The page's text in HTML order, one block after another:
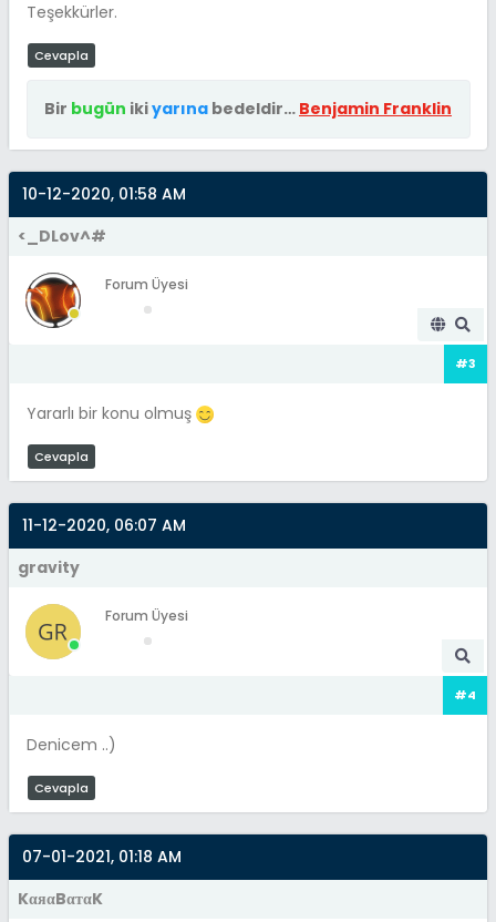
Teşekkürler.
Cevapla
Bir bugün ikiyarına bedeldir… Benjamin Franklin
10-12-2020, 01:58 AM
<_DLov^#
Forum Üyesi
#3
Yararlı bir konu olmuş
Cevapla
11-12-2020, 06:07 AM
gravity
Forum Üyesi
#4
Denicem ..)
Cevapla
07-01-2021, 01:18 AM
KαяαBαтαK